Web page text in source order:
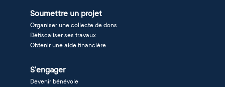
Soumettre un projet
Organiser une collecte de dons
Défiscaliser ses travaux
Obtenir une aide financière
S'engager
Devenir bénévole